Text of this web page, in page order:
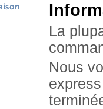
La
Nous